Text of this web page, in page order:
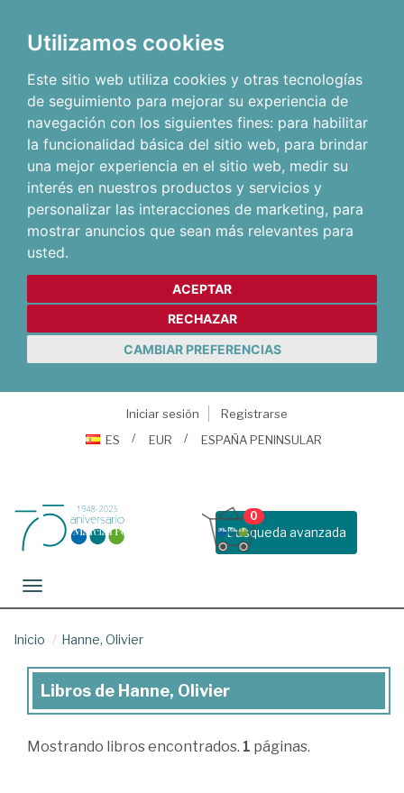
Utilizamos cookies
Este sitio web utiliza cookies y otras tecnologías
de seguimiento para mejorar su experiencia de
navegación con los siguientes fines: para habilitar
la funcionalidad básica del sitio web, para brindar
una mejor experiencia en el sitio web, medir su
interés en nuestros productos y servicios y
personalizar las interacciones de marketing, para
mostrar anuncios que sean más relevantes para
usted.
ACEPTAR
RECHAZAR
CAMBIAR PREFERENCIAS
Iniciar sesión
Registrarse
ES
EUR ESPAÑA PENINSULAR
Busqueda avanzada
0
Toggle navigation
Inicio Hanne, Olivier
Libros
Hanne,
Libros de Hanne, Olivier
Mostrando libros encontrados. 1 páginas.